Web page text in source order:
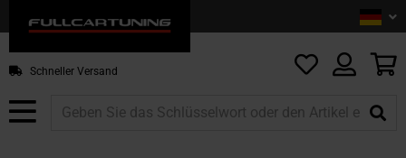
Schneller Versand